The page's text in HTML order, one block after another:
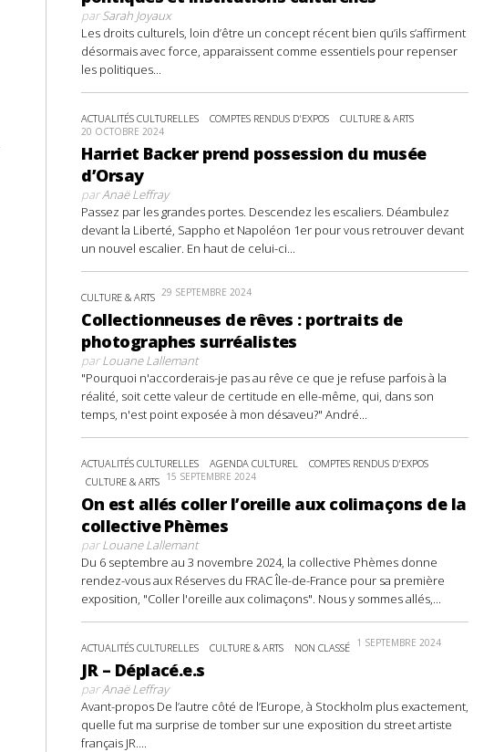
parSarah Joyaux
Les droits culturels, loin d’être un concept récent bien qu’ils s’affirment
désormais avec force, apparaissent comme essentiels pour repenser
les politiques...
ACTUALITÉS CULTURELLES COMPTES RENDUS D'EXPOS CULTURE & ARTS
20 OCTOBRE 2024
Harriet Backer prend possession du musée
d’Orsay
parAnaë Leffray
Passez par les grandes portes. Descendez les escaliers. Déambulez
devant la Liberté, Sappho et Napoléon 1er pour vous retrouver devant
un nouvel escalier. En haut de celui-ci...
CULTURE & ARTS 29 SEPTEMBRE 2024
Collectionneuses de rêves : portraits de
photographes surréalistes
parLouane Lallemant
"Pourquoi n'accorderais-je pas au rêve ce que je refuse parfois à la
réalité, soit cette valeur de certitude en elle-même, qui, dans son
temps, n'est point exposée à mon désaveu?" André...
ACTUALITÉS CULTURELLES AGENDA CULTUREL
COMPTES RENDUS D'EXPOS
CULTURE & ARTS 15 SEPTEMBRE 2024
On est allés coller l’oreille aux colimaçons de la
collective Phèmes
parLouane Lallemant
Du 6 septembre au 3 novembre 2024, la collective Phèmes donne
rendez-vous aux Réserves du FRAC Île-de-France pour sa première
exposition, "Coller l'oreille aux colimaçons". Nous y sommes allés,...
ACTUALITÉS CULTURELLES CULTURE & ARTS NON CLASSÉ 1 SEPTEMBRE 2024
JR – Déplacé.e.s
parAnaë Leffray
Avant-propos De l’autre côté de l’Europe, à Stockholm plus exactement,
quelle fut ma surprise de tomber sur une exposition du street artiste
français JR....